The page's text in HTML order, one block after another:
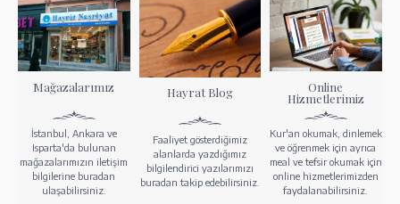
Mağazalarımız
İstanbul, Ankara ve
Isparta'da bulunan
mağazalarımızın iletişim
bilgilerine buradan
ulaşabilirsiniz.
Hayrat Blog
Faaliyet gösterdiğimiz
alanlarda yazdığımız
bilgilendirici yazılarımızı
buradan takip edebilirsiniz.
Online
Hizmetlerimiz
Kur'an okumak, dinlemek
ve öğrenmek için ayrıca
meal ve tefsir okumak için
online hizmetlerimizden
faydalanabilirsiniz.